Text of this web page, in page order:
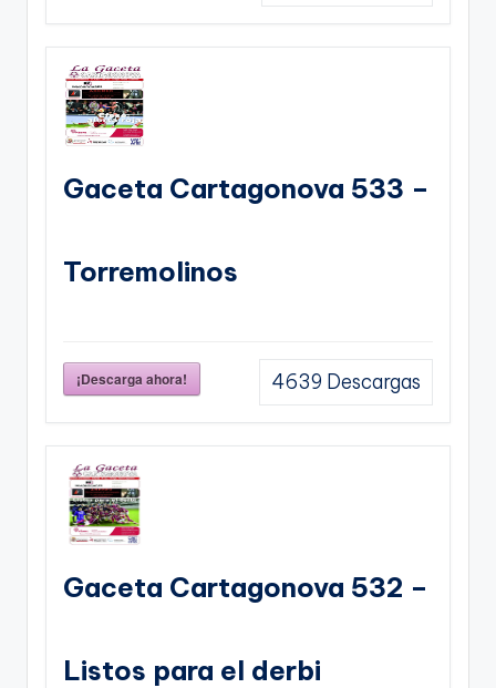
Gaceta Cartagonova 533 –
Torremolinos
¡Descarga ahora! 4639 Descargas
Gaceta Cartagonova 532 –
Listos para el derbi